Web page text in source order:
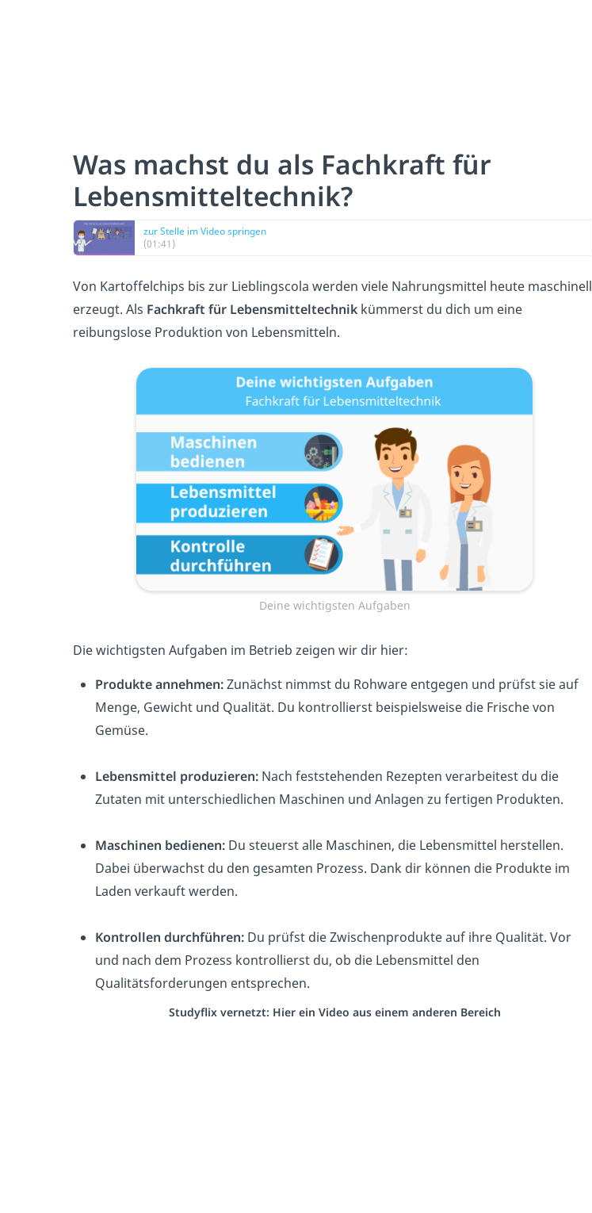
Was machst du als Fachkraft für
Lebensmitteltechnik?
zur Stelle im Video springen
(01:41)
Von Kartoffelchips bis zur Lieblingscola werden viele Nahrungsmittel heute maschinell
erzeugt. Als Fachkraft für Lebensmitteltechnik kümmerst du dich um eine
reibungslose Produktion von Lebensmitteln.
Deine wichtigsten Aufgaben
Die wichtigsten Aufgaben im Betrieb zeigen wir dir hier:
Produkte annehmen:Zunächst nimmst du Rohware entgegen und prüfst sie auf
Menge, Gewicht und Qualität. Du kontrollierst beispielsweise die Frische von
Gemüse.
Lebensmittel produzieren: Nach feststehenden Rezepten verarbeitest du die
Zutaten mit unterschiedlichen Maschinen und Anlagen zu fertigen Produkten.
Maschinen bedienen: Du steuerst alle Maschinen, die Lebensmittel herstellen.
Dabei überwachst du den gesamten Prozess. Dank dir können die Produkte im
Laden verkauft werden.
Kontrollen durchführen: Du prüfst die Zwischenprodukte auf ihre Qualität. Vor
und nach dem Prozess kontrollierst du, ob die Lebensmittel den
Qualitätsforderungen entsprechen.
Studyflix vernetzt: Hier ein Video aus einem anderen Bereich